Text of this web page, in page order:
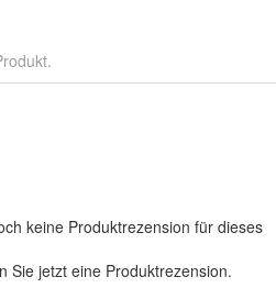
keine Produktrezension für dieses
Sie jetzt eine Produktrezension.